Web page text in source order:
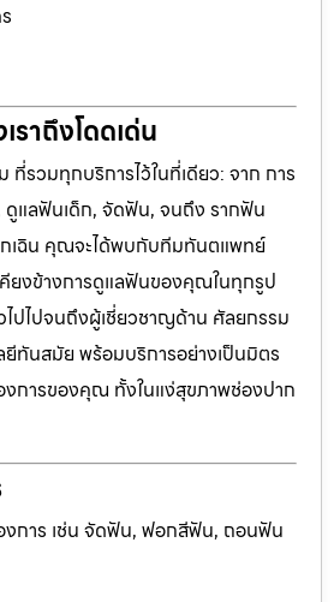
ราถึงโดดเด่น
ที่รวมทุกบริการไว้ในที่เดียว: จาก การ
แลฟันเด็ก, จัดฟัน, จนถึง รากฟัน
เฉิน คุณจะได้พบกับทีมทันตแพทย์
คียงข้างการดูแลฟันของคุณในทุกรูป
ปไปจนถึงผู้เชี่ยวชาญด้าน ศัลยกรรม
ลยีทันสมัย พร้อมบริการอย่างเป็นมิตร
องการของคุณ ทั้งในแง่สุขภาพช่องปาก
งการ เช่น จัดฟัน, ฟอกสีฟัน, ถอนฟัน